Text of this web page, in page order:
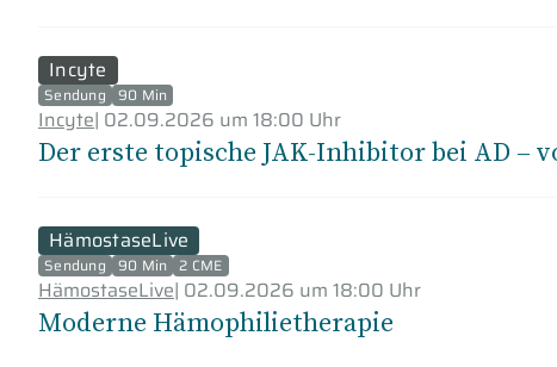
Incyte
Sendung 90 Min
Incyte| 02.09.2026 um 18:00 Uhr
Der erste topische JAK-Inhibitor bei AD –
HämostaseLive
Sendung 90 Min 2 CME
HämostaseLive| 02.09.2026 um 18:00 Uhr
Moderne Hämophilietherapie